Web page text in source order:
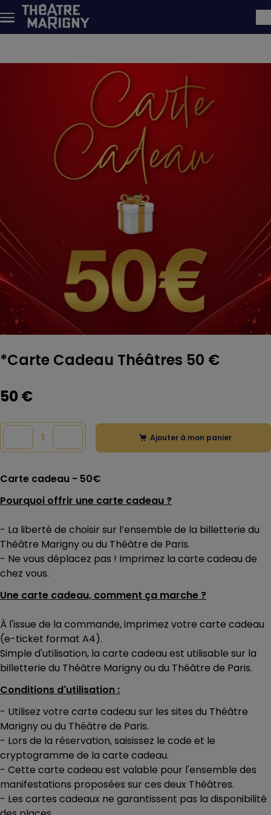
Aller au contenu principal
*Carte Cadeau Théâtres 50 €
50 €
Ajouter à mon panier
Carte cadeau - 50€
Pourquoi offrir une carte cadeau ?
- La liberté de choisir sur l’ensemble de la billetterie du
Théâtre Marigny ou du Théâtre de Paris.
- Ne vous déplacez pas ! Imprimez la carte cadeau de
chez vous.
Une carte cadeau, comment ça marche ?
À l'issue de la commande, imprimez votre carte cadeau
(e-ticket format A4).
Simple d'utilisation, la carte cadeau est utilisable sur la
billetterie du Théâtre Marigny ou du Théâtre de Paris.
Conditions d'utilisation :
- Utilisez votre carte cadeau sur les sites du Théâtre
Marigny ou du Théâtre de Paris.
- Lors de la réservation, saisissez le code et le
cryptogramme de la carte cadeau.
- Cette carte cadeau est valable pour l'ensemble des
manifestations proposées sur ces deux Théâtres.
- Les cartes cadeaux ne garantissent pas la disponibilité